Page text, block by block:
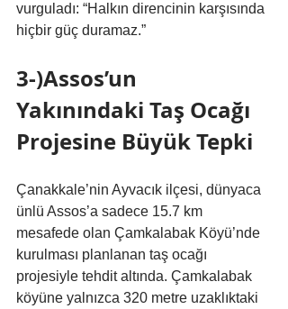
vurguladı: “Halkın direncinin karşısında
hiçbir güç duramaz.”
3-)Assos’un
Yakınındaki Taş Ocağı
Projesine Büyük Tepki
Çanakkale’nin Ayvacık ilçesi, dünyaca
ünlü Assos’a sadece 15.7 km
mesafede olan Çamkalabak Köyü’nde
kurulması planlanan taş ocağı
projesiyle tehdit altında. Çamkalabak
köyüne yalnızca 320 metre uzaklıktaki